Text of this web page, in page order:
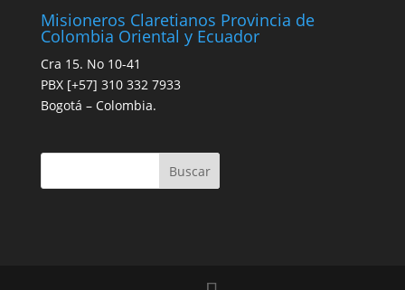
Misioneros Claretianos Provincia de
Colombia Oriental y Ecuador
Cra 15. No 10-41
PBX [+57] 310 332 7933
Bogotá – Colombia.